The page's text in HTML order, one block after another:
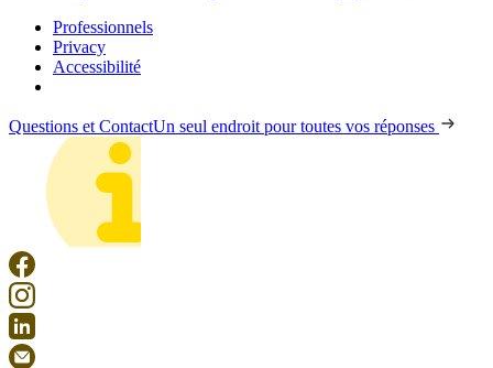
Professionnels
Privacy
Accessibilité
Questions et ContactUn seul endroit pour toutes vos réponses